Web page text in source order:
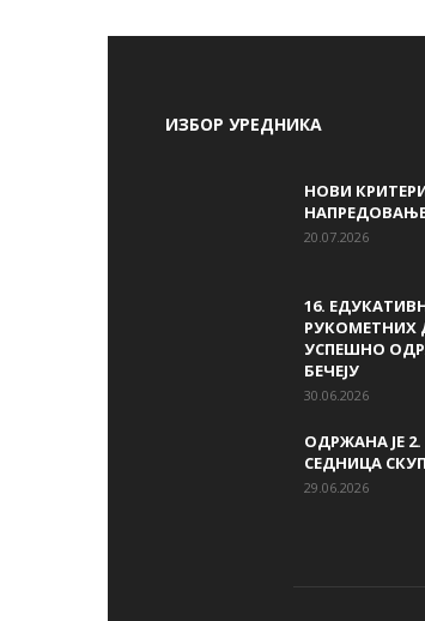
ИЗБОР УРЕДНИКА
НОВИ
20.07.2026
16.
РУКОМЕТНИХ
УСПЕШНО
БЕЧЕЈУ
30.06.2026
ОДРЖАНА ЈЕ
СЕДНИЦА
29.06.2026